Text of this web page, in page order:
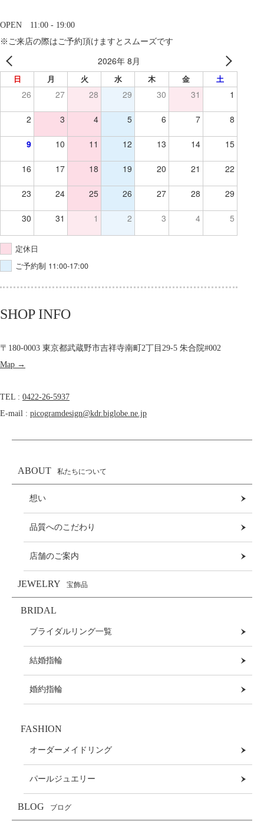
OPEN 11:00 - 19:00
※ご来店の際はご予約頂けますとスムーズです
2026年 8月
日 月 火 水 木 金 土
26 27 28 29 30 31 1
2 3 4 5 6 7 8
9 10 11 12 13 14 15
16 17 18 19 20 21 22
23 24 25 26 27 28 29
30 31 1 2 3 4 5
定休日
ご予約制 11:00-17:00
SHOP INFO
〒180-0003 東京都武蔵野市吉祥寺南町2丁目29-5 朱合院#002
Map →
TEL : 0422-26-5937
E-mail : picogramdesign@kdr.biglobe.ne.jp
ABOUT 私たちについて
想い
品質へのこだわり
店舗のご案内
JEWELRY 宝飾品
BRIDAL
ブライダルリング一覧
結婚指輪
婚約指輪
FASHION
オーダーメイドリング
パールジュエリー
BLOG ブログ